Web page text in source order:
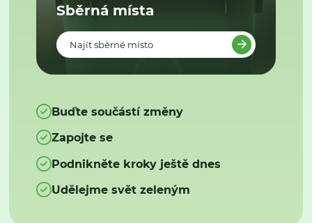
Sběrná místa
Najít sběrné místo
Buďte součástí změny
Zapojte se
Podnikněte kroky ještě dnes
Udělejme svět zeleným